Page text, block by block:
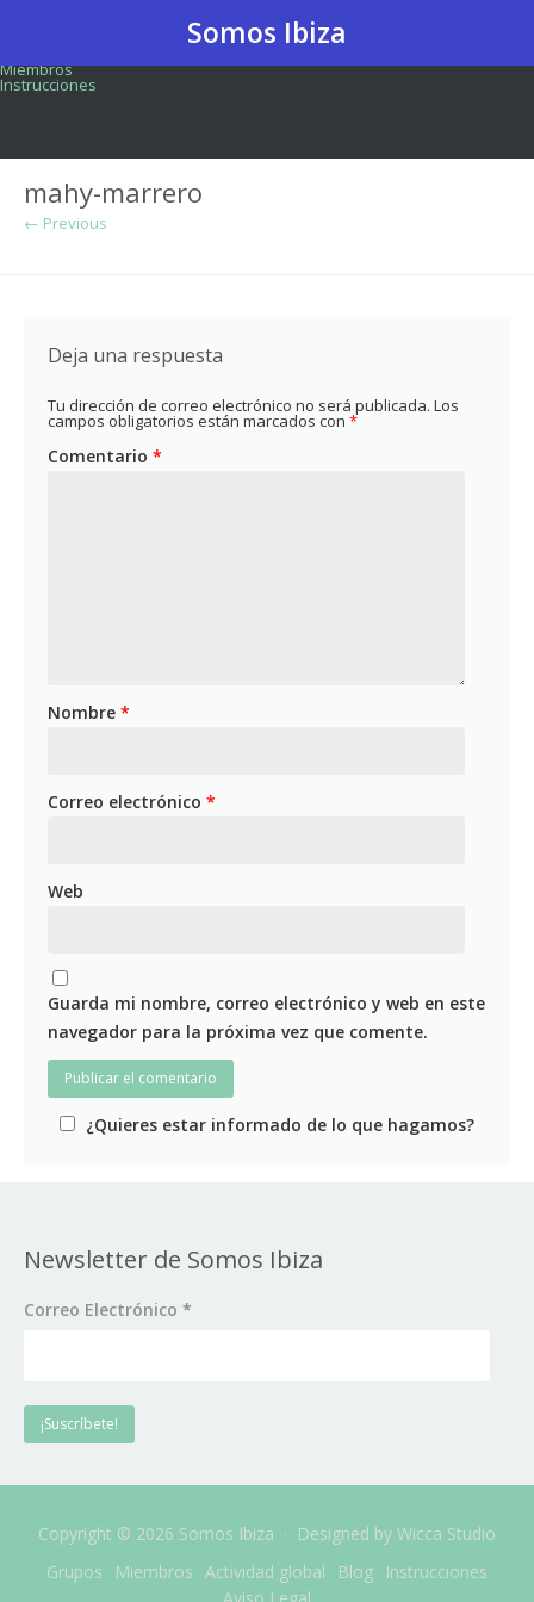
Miembros
Instrucciones
Somos Ibiza
mahy-marrero
← Previous
Deja una respuesta
Tu dirección de correo electrónico no será publicada. Los
campos obligatorios están marcados con *
Comentario *
Nombre *
Correo electrónico *
Web
Guarda mi nombre, correo electrónico y web en este
navegador para la próxima vez que comente.
¿Quieres estar informado de lo que hagamos?
Newsletter de Somos Ibiza
Correo Electrónico *
Copyright © 2026 Somos Ibiza · Designed by Wicca Studio
Grupos
Miembros Actividad global Blog
Instrucciones